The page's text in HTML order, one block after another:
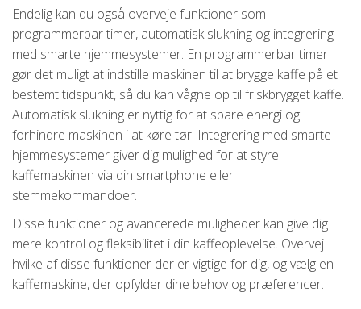
Endelig kan du også overveje funktioner som
programmerbar timer, automatisk slukning og integrering
med smarte hjemmesystemer. En programmerbar timer
gør det muligt at indstille maskinen til at brygge kaffe på et
bestemt tidspunkt, så du kan vågne op til friskbrygget kaffe.
Automatisk slukning er nyttig for at spare energi og
forhindre maskinen i at køre tør. Integrering med smarte
hjemmesystemer giver dig mulighed for at styre
kaffemaskinen via din smartphone eller
stemmekommandoer.
Disse funktioner og avancerede muligheder kan give dig
mere kontrol og fleksibilitet i din kaffeoplevelse. Overvej
hvilke af disse funktioner der er vigtige for dig, og vælg en
kaffemaskine, der opfylder dine behov og præferencer.